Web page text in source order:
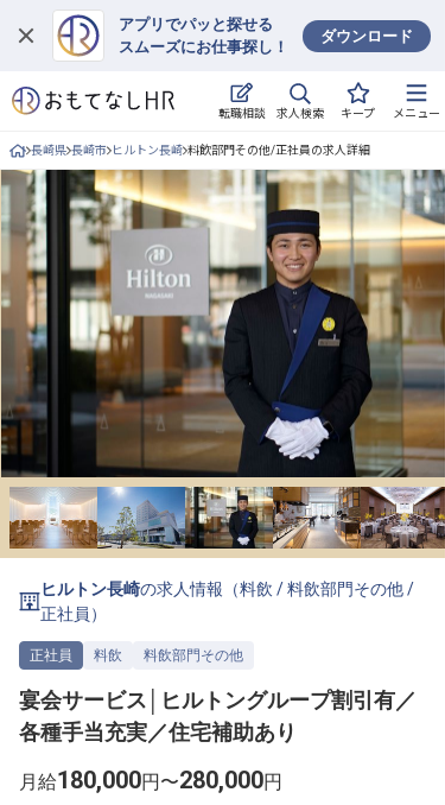
アプリでパッと探せる
スムーズにお仕事探し！
ダウンロード
転職相談 求人検索 キープ メニュー
ログイン
求人・施設を探す
キープした求人
就職・転職 合同説明会
おもてなしHRについて
ご利用の流れ
よくある質問
ホテル・宿泊業界情報コラム
無料 転職サポートに申し込む
長崎県 長崎市 ヒルトン長崎 料飲部門その他/正社員の求人詳細
ヒルトン長崎の求人情報（料飲 /料飲部門その他/
正社員 ）
正社員 料飲 料飲部門その他
宴会サービス│ヒルトングループ割引有／
各種手当充実／住宅補助あり
月給180,000円〜280,000円